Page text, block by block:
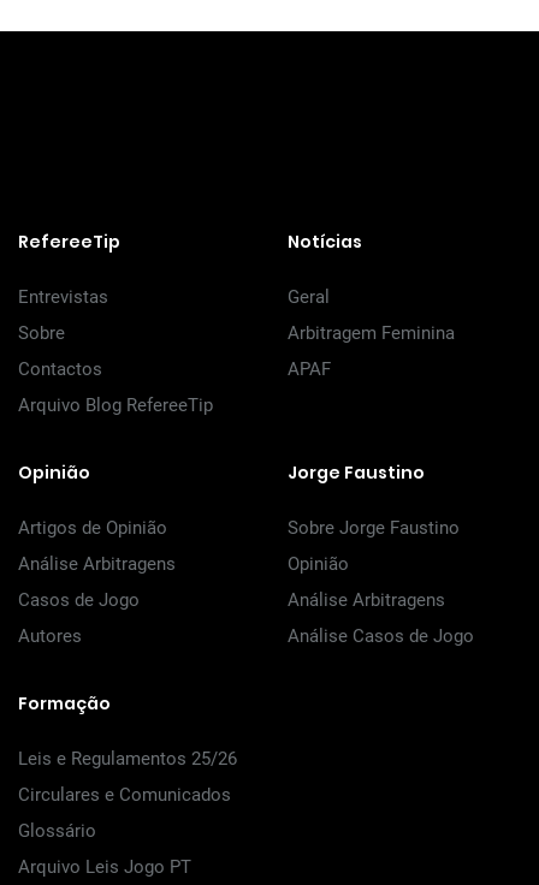
RefereeTip
Entrevistas
Sobre
Contactos
Arquivo Blog RefereeTip
Notícias
Geral
Arbitragem Feminina
APAF
Opinião
Artigos de Opinião
Análise Arbitragens
Casos de Jogo
Autores
Jorge Faustino
Sobre Jorge Faustino
Opinião
Análise Arbitragens
Análise Casos de Jogo
Formação
Leis e Regulamentos 25/26
Circulares e Comunicados
Glossário
Arquivo Leis Jogo PT